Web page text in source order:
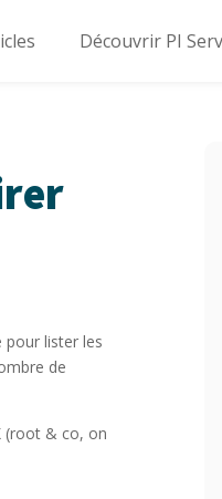
Découvrir PI
pour lister les
de
(root & co, on